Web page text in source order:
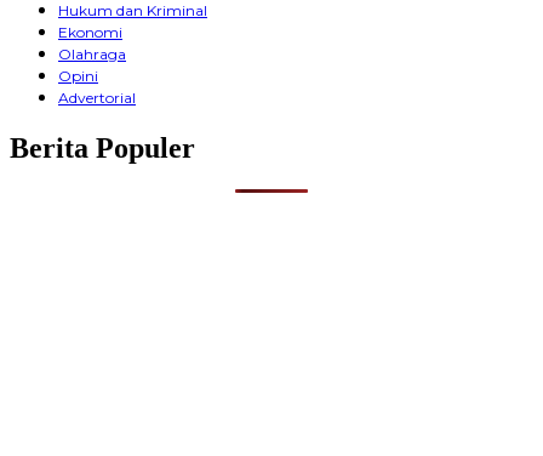
Hukum dan Kriminal
Ekonomi
Olahraga
Opini
Advertorial
Berita Populer